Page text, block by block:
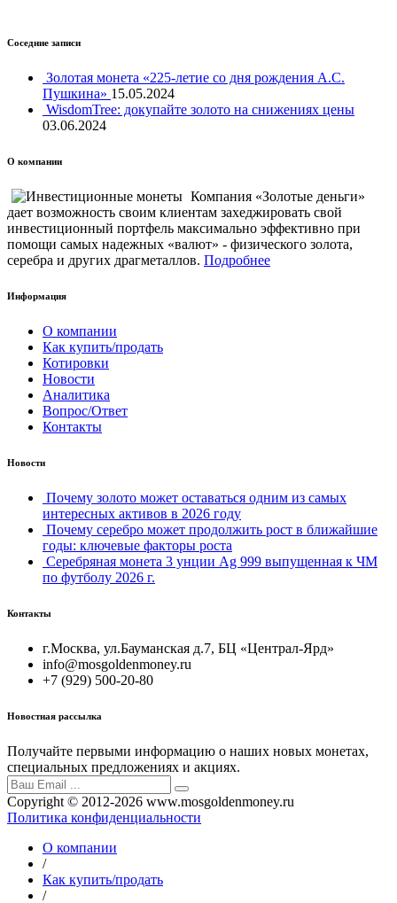
Соседние записи
Золотая монета «225-летие со дня рождения А.С.
Пушкина» 15.05.2024
WisdomTree: докупайте золото на снижениях цены
03.06.2024
О компании
Компания «Золотые деньги»
дает возможность своим клиентам захеджировать свой
инвестиционный портфель максимально эффективно при
помощи самых надежных «валют» - физического золота,
серебра и других драгметаллов. Подробнее
Информация
О компании
Как купить/продать
Котировки
Новости
Аналитика
Вопрос/Ответ
Контакты
Новости
Почему золото может оставаться одним из самых
интересных активов в 2026 году
Почему серебро может продолжить рост в ближайшие
годы: ключевые факторы роста
Серебряная монета 3 унции Ag 999 выпущенная к ЧМ
по футболу 2026 г.
Контакты
г.Москва, ул.Бауманская д.7, БЦ «Централ-Ярд»
info@mosgoldenmoney.ru
+7 (929) 500-20-80
Новостная рассылка
Получайте первыми информацию о наших новых монетах,
специальных предложениях и акциях.
Copyright © 2012-2026 www.mosgoldenmoney.ru
Политика конфиденциальности
О компании
/
Как купить/продать
/